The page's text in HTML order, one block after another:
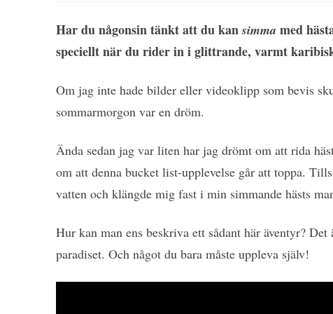
Har du någonsin tänkt att du kansimma med
speciellt när du rider in i glittrande, varmt
Om jag inte hade bilder eller videoklipp som bevis
sommarmorgon var en dröm.
Ända sedan jag var liten har jag drömt om att rida
om att denna bucket list-upplevelse går att toppa.
vatten och klängde mig fast i min simmande hästs
Hur kan man ens beskriva ett sådant här äventyr?
paradiset. Och något du bara måste uppleva själv!